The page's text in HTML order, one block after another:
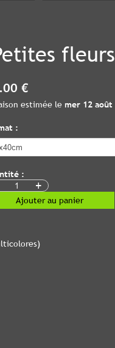
fleurs
€
estimée le mer 12 août
:
:
+
Ajouter au panier